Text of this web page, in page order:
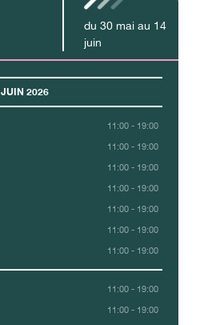
du 30 mai au 14
juin
JUIN 2026
11:00 - 19:00
11:00 - 19:00
11:00 - 19:00
11:00 - 19:00
11:00 - 19:00
11:00 - 19:00
11:00 - 19:00
11:00 - 19:00
11:00 - 19:00